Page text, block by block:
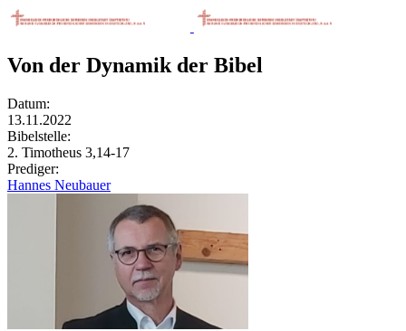
Von der Dynamik der Bibel
Datum:
13.11.2022
Bibelstelle:
2. Timotheus 3,14-17
Prediger:
Hannes Neubauer